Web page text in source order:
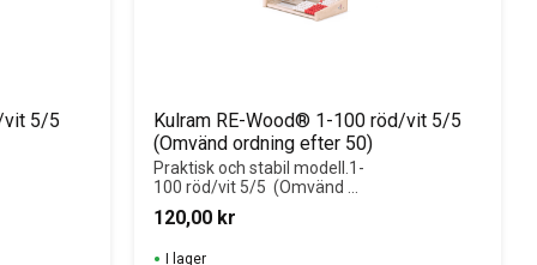
vit 5/5
Kulram RE-Wood® 1-100 röd/vit 5/5
(Omvänd ordning efter 50)
Praktisk och stabil modell.1-
100 röd/vit 5/5  (Omvänd
ordning efter 50)
120,00 kr
I lager